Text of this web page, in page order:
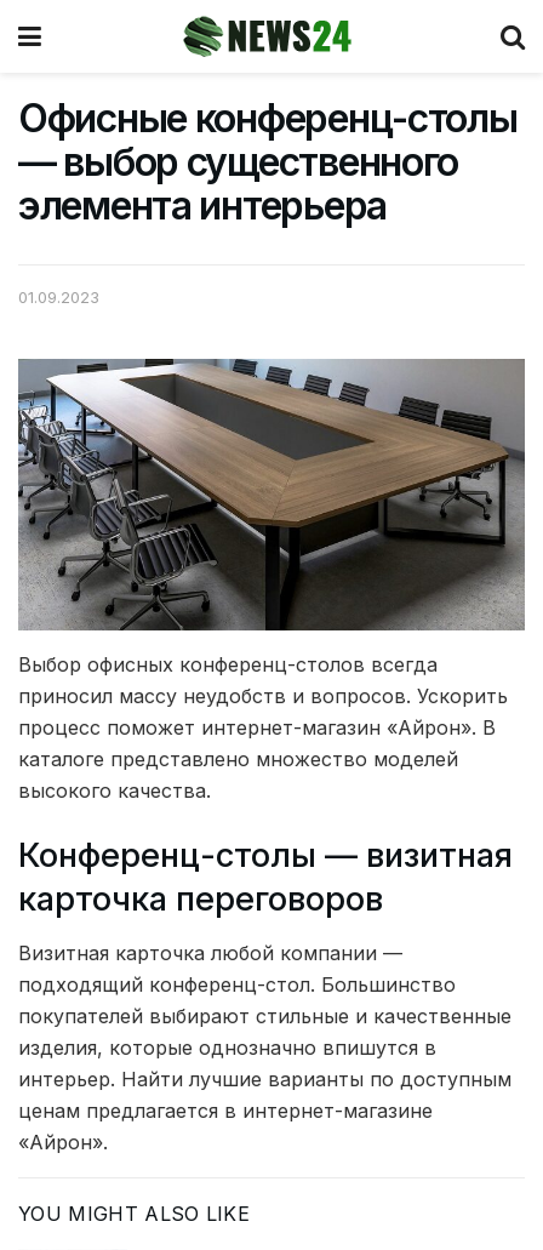
Офисные конференц-столы
— выбор существенного
элемента интерьера
01.09.2023
Выбор офисных конференц-столов всегда
приносил массу неудобств и вопросов. Ускорить
процесс поможет интернет-магазин «Айрон». В
каталоге представлено множество моделей
высокого качества.
Конференц-столы — визитная
карточка переговоров
Визитная карточка любой компании —
подходящий конференц-стол. Большинство
покупателей выбирают стильные и качественные
изделия, которые однозначно впишутся в
интерьер. Найти лучшие варианты по доступным
ценам предлагается в интернет-магазине
«Айрон».
YOU MIGHT ALSO LIKE